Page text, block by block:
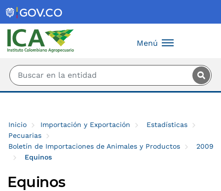
Menú
Inicio Importación y Exportación
Estadísticas
Pecuarias
Boletín de Importaciones de Animales y Productos
2009
Equinos
Equinos